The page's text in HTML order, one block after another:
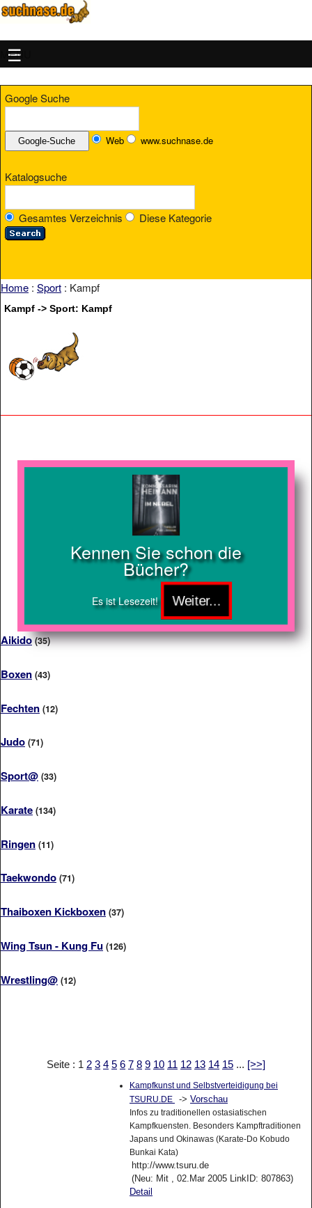
MENU
Google Suche
Web www.suchnase.de
Katalogsuche
Gesamtes Verzeichnis Diese Kategorie
Home : Sport : Kampf
Kampf -> Sport: Kampf
Kennen Sie schon die
Bücher?
Es ist Lesezeit!
Aikido (35)
Boxen (43)
Fechten (12)
Judo (71)
Sport@ (33)
Karate (134)
Ringen (11)
Taekwondo (71)
Thaiboxen Kickboxen (37)
Wing Tsun - Kung Fu (126)
Wrestling@ (12)
Seite : 1 2 3 4 5 6 7 8 9 10 11 12 13 14 15 ... [>>]
Kampfkunst und Selbstverteidigung bei
TSURU.DE
-> Vorschau
Infos zu traditionellen ostasiatischen
Kampfkuensten. Besonders Kampftraditionen
Japans und Okinawas (Karate-Do Kobudo
Bunkai Kata)
http://www.tsuru.de
(Neu: Mit , 02.Mar 2005 LinkID: 807863)
Detail